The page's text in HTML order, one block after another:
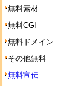
無料素材
無料CGI
無料ドメイン
その他無料
無料宣伝